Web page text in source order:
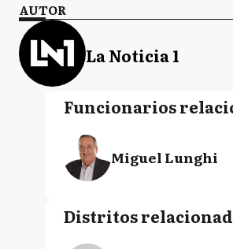
AUTOR
La Noticia 1
Funcionarios
Miguel Lunghi
Distritos